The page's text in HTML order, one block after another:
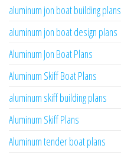
aluminum jon boat building plans
aluminum jon boat design plans
Aluminum Jon Boat Plans
Aluminum Skiff Boat Plans
aluminum skiff building plans
Aluminum Skiff Plans
Aluminum tender boat plans